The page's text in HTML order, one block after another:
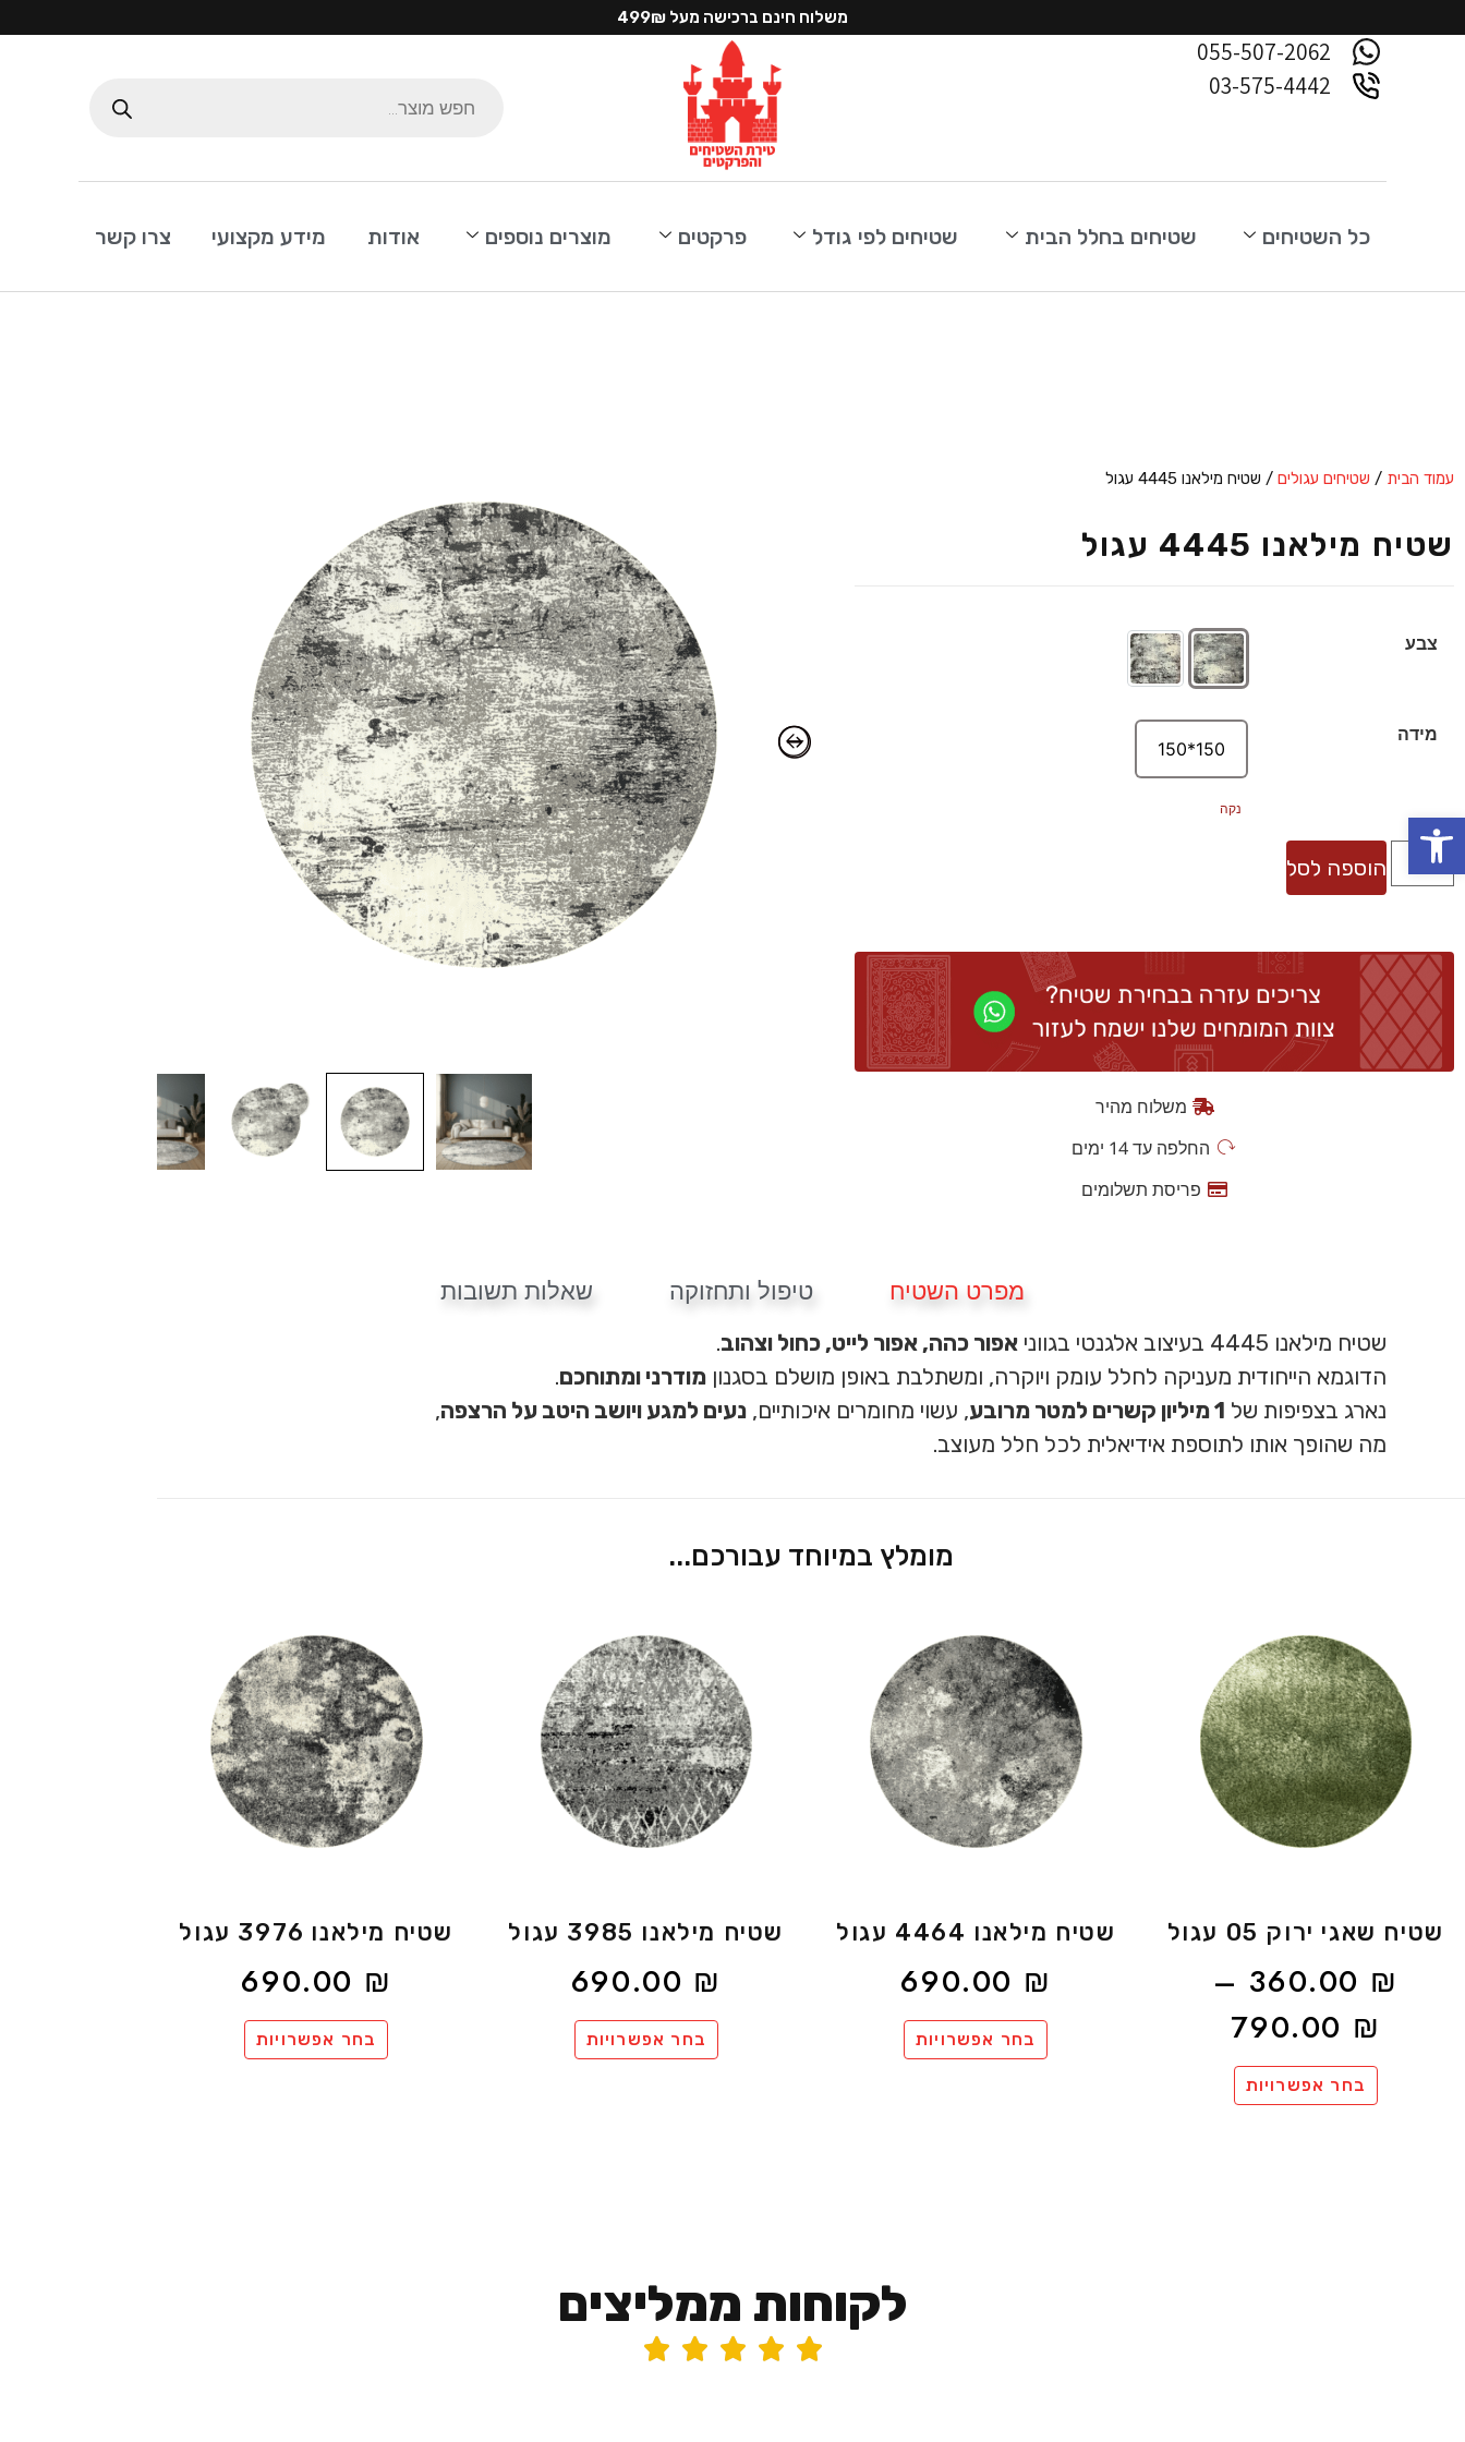
פתח סרגל נגישות
משלוח חינם ברכישה מעל 499₪
055-507-2062
03-575-4442
כל השטיחים שטיחים בחלל הבית שטיחים לפי גודל פרקטים מוצרים נוספים אודות מידע מקצועי צרו קשר
עמוד הבית / שטיחים עגולים / שטיח מילאנו 4445 עגול
שטיח מילאנו 4445 עגול
צבע
מידה
150*150
נקה
הוספה לסל
משלוח מהיר
החלפה עד 14 ימים
פריסת תשלומים
מפרט השטיח טיפול ותחזוקה שאלות תשובות
שטיח מילאנו 4445 בעיצוב אלגנטי בגווני אפור כהה, אפור לייט, כחול וצהוב.
הדוגמא הייחודית מעניקה לחלל עומק ויוקרה, ומשתלבת באופן מושלם בסגנון מודרני ומתוחכם.
נארג בצפיפות של 1 מיליון קשרים למטר מרובע , עשוי מחומרים איכותיים, נעים למגע ויושב היטב על הרצפה,
מה שהופך אותו לתוספת אידיאלית לכל חלל מעוצב.
מומלץ במיוחד עבורכם...
שטיח שאגי ירוק 05 עגול
360.00 ₪
–
790.00 ₪
בחר אפשרויות
שטיח מילאנו 4464 עגול
690.00 ₪
בחר אפשרויות
שטיח מילאנו 3985 עגול
690.00 ₪
בחר אפשרויות
שטיח מילאנו 3976 עגול
690.00 ₪
בחר אפשרויות
לקוחות ממליצים




